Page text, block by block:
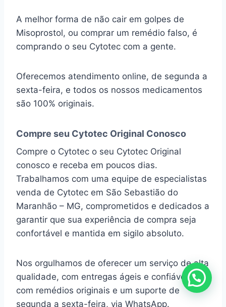
A melhor forma de não cair em golpes de
Misoprostol, ou comprar um remédio falso, é
comprando o seu Cytotec com a gente.
Oferecemos atendimento online, de segunda a
sexta-feira, e todos os nossos medicamentos
são 100% originais.
Compre seu Cytotec Original Conosco
Compre o Cytotec o seu Cytotec Original
conosco e receba em poucos dias.
Trabalhamos com uma equipe de especialistas
venda de Cytotec em São Sebastião do
Maranhão – MG, comprometidos e dedicados a
garantir que sua experiência de compra seja
confortável e mantida em sigilo absoluto.
Nos orgulhamos de oferecer um serviço de alta
qualidade, com entregas ágeis e confiáveis,
com remédios originais e um suporte de
segunda a sexta-feira, via WhatsApp.